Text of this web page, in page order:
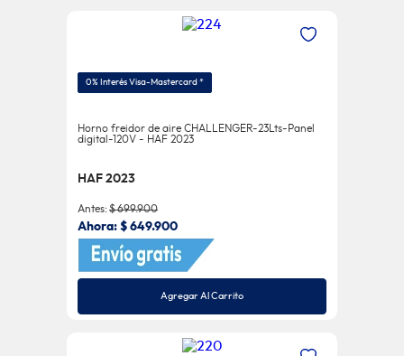
0% Interés Visa-Mastercard *
Horno freidor de aire CHALLENGER-23Lts-Panel
digital-120V - HAF 2023
HAF 2023
Antes:$699.900
Ahora: $ 649.900
Agregar Al Carrito